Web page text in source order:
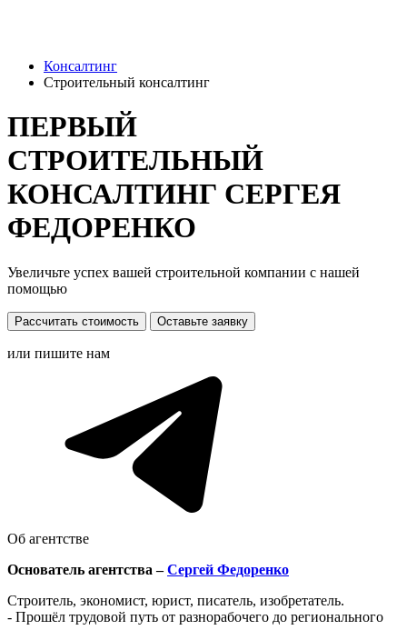
Консалтинг
Строительный консалтинг
ПЕРВЫЙ
СТРОИТЕЛЬНЫЙ
КОНСАЛТИНГ СЕРГЕЯ
ФЕДОРЕНКО
Увеличьте успех вашей строительной компании с нашей
помощью
Рассчитать стоимость Оставьте заявку
или пишите нам
Об агентстве
Основатель агентства –Сергей Федоренко
Строитель, экономист, юрист, писатель, изобретатель.
- Прошёл трудовой путь от разнорабочего до регионального